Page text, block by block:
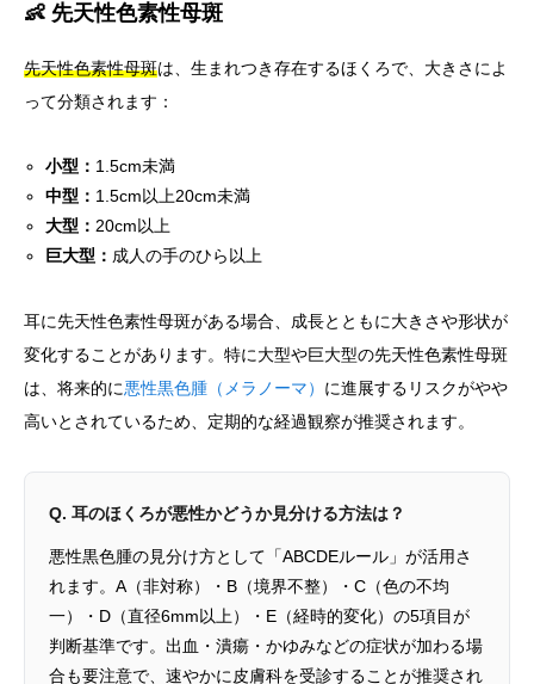
👶 先天性色素性母斑
先天性色素性母斑は、生まれつき存在するほくろで、大きさによ
って分類されます：
小型： 1.5cm未満
中型： 1.5cm以上20cm未満
大型： 20cm以上
巨大型： 成人の手のひら以上
耳に先天性色素性母斑がある場合、成長とともに大きさや形状が
変化することがあります。特に大型や巨大型の先天性色素性母斑
は、将来的に悪性黒色腫（メラノーマ） に進展するリスクがやや
高いとされているため、定期的な経過観察が推奨されます。
Q. 耳のほくろが悪性かどうか見分ける方法は？
悪性黒色腫の見分け方として「ABCDEルール」が活用さ
れます。A（非対称）・B（境界不整）・C（色の不均
一）・D（直径6mm以上）・E（経時的変化）の5項目が
判断基準です。出血・潰瘍・かゆみなどの症状が加わる場
合も要注意で、速やかに皮膚科を受診することが推奨され